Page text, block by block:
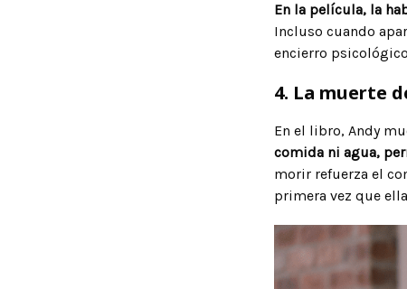
En la película, la
Incluso cuando
encierro
4. La muerte
En el libro, Andy
comida ni agua,
morir refuerza el
primera vez que